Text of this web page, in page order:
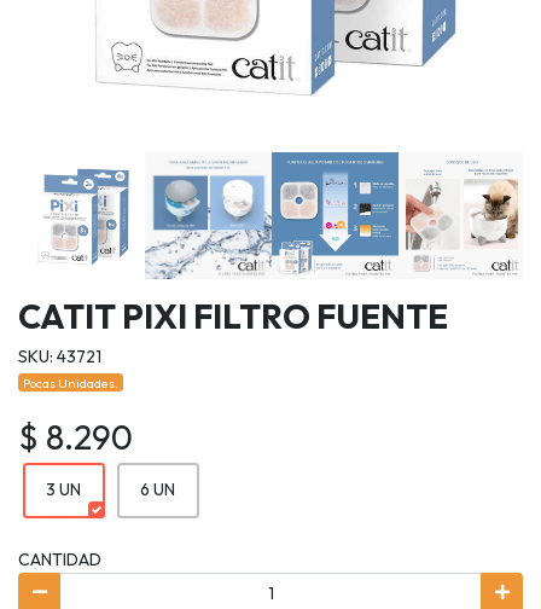
CATIT PIXI FILTRO FUENTE
SKU: 43721
Pocas Unidades.
$ 8.290
3 UN 6 UN
CANTIDAD